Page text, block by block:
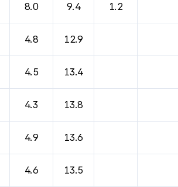
8.0 9.4 1.2
4.8 12.9
4.5 13.4
4.3 13.8
4.9 13.6
4.6 13.5